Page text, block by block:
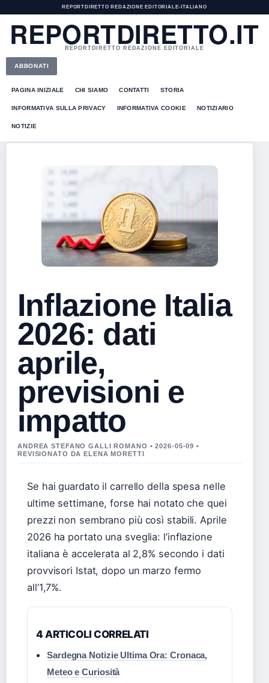
REPORTDIRETTO REDAZIONE EDITORIALE• ITALIANO
REPORTDIRETTO.IT
REPORTDIRETTO REDAZIONE EDITORIALE
ABBONATI
PAGINA INIZIALE CHI SIAMO CONTATTI STORIA
INFORMATIVA SULLA PRIVACY INFORMATIVA COOKIE NOTIZIARIO
NOTIZIE
Inflazione Italia
2026: dati
aprile,
previsioni e
impatto
ANDREA STEFANO GALLI ROMANO • 2026-05-09 •
REVISIONATO DA ELENA MORETTI
Se hai guardato il carrello della spesa nelle
ultime settimane, forse hai notato che quei
prezzi non sembrano più così stabili. Aprile
2026 ha portato una sveglia: l’inflazione
italiana è accelerata al 2,8% secondo i dati
provvisori Istat, dopo un marzo fermo
all’1,7%.
4 ARTICOLI CORRELATI
Sardegna Notizie Ultima Ora: Cronaca,
Meteo e Curiosità